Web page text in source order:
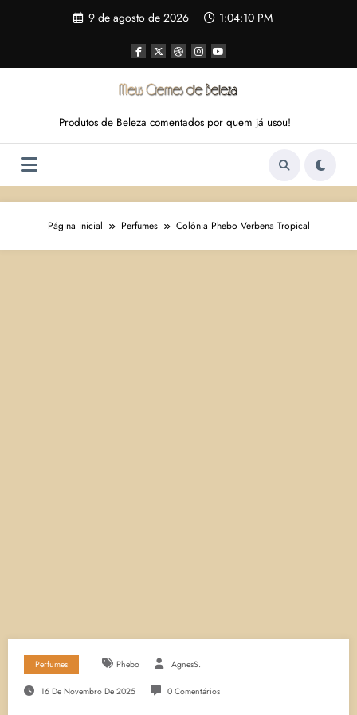
9 de agosto de 2026 1:04:11 PM
Produtos de Beleza comentados por quem já usou!
Página inicial Perfumes Colônia Phebo Verbena Tropical
Perfumes Phebo AgnesS.
16 De Novembro De 2025 0 Comentários